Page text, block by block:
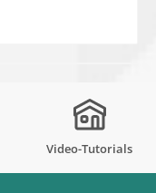
Video-Tutorials